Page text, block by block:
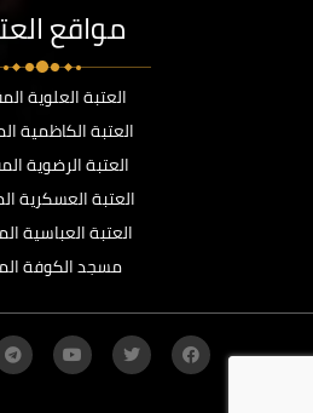
مواقع
العتبة العلوية
العتبة الكاظمية
العتبة الرضوية
العتبة العسكرية
العتبة العباسية
مسجد الكوفة